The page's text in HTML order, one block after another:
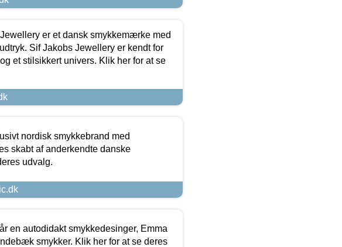
er et dansk smykkemærke med
Sif Jakobs Jewellery er kendt for
et stilsikkert univers. Klik her for at se
nordisk smykkebrand med
skabt af anderkendte danske
udvalg.
en autodidakt smykkedesinger, Emma
smykker. Klik her for at se deres